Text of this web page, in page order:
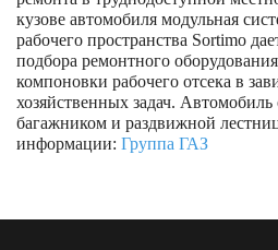
кузове автомобиля модульная
рабочего пространства Sortimo
подбора ремонтного
компоновки рабочего отсека в
хозяйственных задач.
багажником и раздвижной
информации: Группа ГАЗ